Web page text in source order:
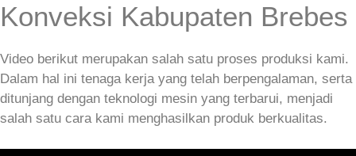
Konveksi Kabupaten Brebes
Video berikut merupakan salah satu proses produksi kami.
Dalam hal ini tenaga kerja yang telah berpengalaman, serta
ditunjang dengan teknologi mesin yang terbarui, menjadi
salah satu cara kami menghasilkan produk berkualitas.